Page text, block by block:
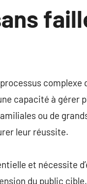
capacité à gérer
ou de
leur réussite.
et nécessite
du public